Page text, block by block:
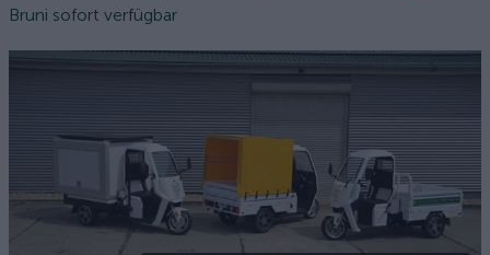
Bruni sofort verfügbar